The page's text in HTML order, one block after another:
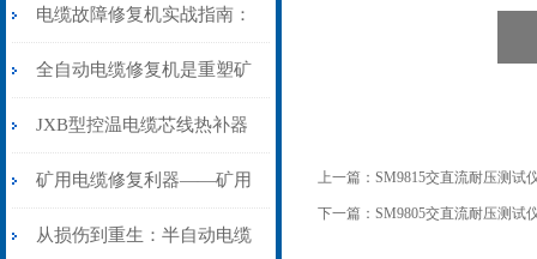
电缆故障修复机实战指南：
从“盲测”到“精确定点”的三
步作业法
全自动电缆修复机是重塑矿
山电力动脉的“智能外科医
生”
JXB型控温电缆芯线热补器
安装与接线：精准修复的工
艺基石
矿用电缆修复利器——矿用
电缆热补机智能控温，安全
从损伤到重生：半自动电缆
上一篇： SM9815交直流耐压测试
下一篇： SM9805交直流耐压测试